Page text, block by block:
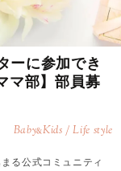
ーに参加でき
マ部】部員募
Baby&Kids / Life style
る公式コミュニティ